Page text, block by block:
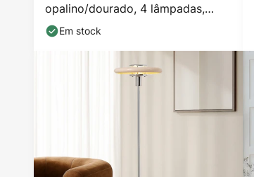
opalino/dourado, 4 lâmpadas,
vidro/metal
Em stock